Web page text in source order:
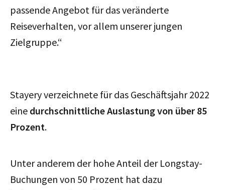
passende Angebot für das veränderte
Reiseverhalten, vor allem unserer jungen
Zielgruppe.“
Stayery verzeichnete für das Geschäftsjahr 2022
eine durchschnittliche Auslastung von über 85
Prozent.
Unter anderem der hohe Anteil der Longstay-
Buchungen von 50 Prozent hat dazu